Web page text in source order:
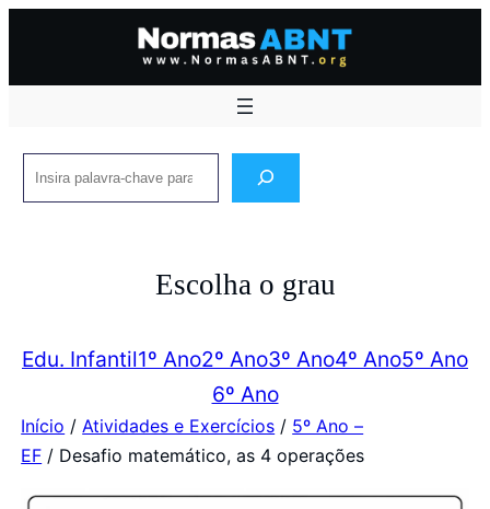
Escolha o grau
Edu. Infantil1º Ano2º Ano3º Ano4º Ano5º Ano
6º Ano
Início / Atividades e Exercícios / 5º Ano –
EF / Desafio matemático, as 4 operações